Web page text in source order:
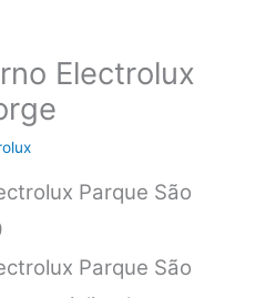
Electrolux
Parque São
Parque São